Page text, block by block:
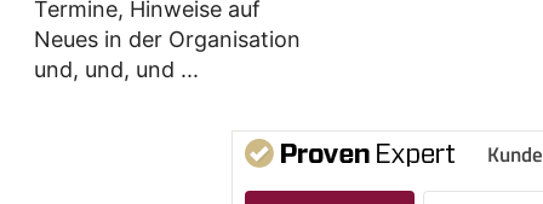
Termine, Hinweise auf
Neues in der Organisation
und, und, und ...